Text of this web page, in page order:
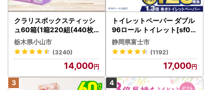
クラリスボックスティッシ
ュ60箱(1箱220組(440枚))
(5個入り×12セット)【配送
不可地域：離島・沖縄県】
【1256759】
栃木県小山市
(3240)
14,000
トイレットペーパー ダブル
96ロール トイレット[sf00
1-012]
静岡県富士市
(1192)
17,000